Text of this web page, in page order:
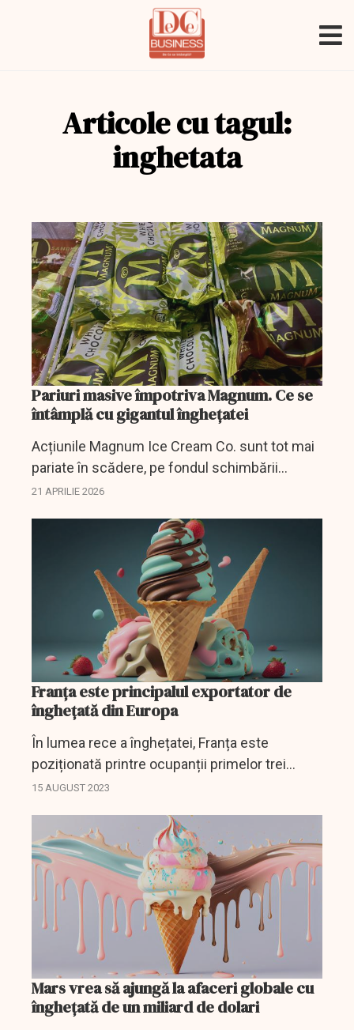
Articole cu tagul:
inghetata
Pariuri masive împotriva Magnum. Ce se
întâmplă cu gigantul înghețatei
Acțiunile Magnum Ice Cream Co. sunt tot mai
pariate în scădere, pe fondul schimbării
obiceiurilor de consum și al impactului
21 APRILIE 2026
Franța este principalul exportator de
înghețată din Europa
În lumea rece a înghețatei, Franța este
poziționată printre ocupanții primelor trei
locuri din clasamentul celor mai importanți
producție de 591...
15 AUGUST 2023
Mars vrea să ajungă la afaceri globale cu
îngheţată de un miliard de dolari